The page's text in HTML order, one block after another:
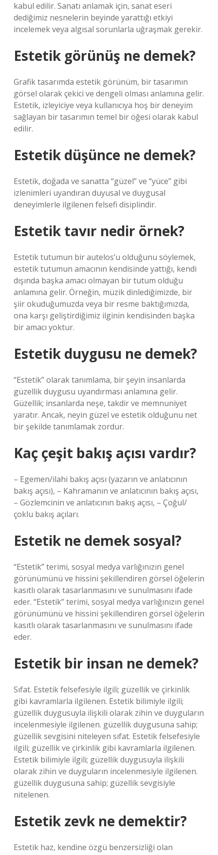
kabul edilir. Sanatı anlamak için, sanat eseri
dediğimiz nesnelerin beyinde yarattığı etkiyi
incelemek veya algısal sorunlarla uğraşmak gerekir.
Estetik görünüş ne demek?
Grafik tasarımda estetik görünüm, bir tasarımın
görsel olarak çekici ve dengeli olması anlamına gelir.
Estetik, izleyiciye veya kullanıcıya hoş bir deneyim
sağlayan bir tasarımın temel bir öğesi olarak kabul
edilir.
Estetik düşünce ne demek?
Estetik, doğada ve sanatta “güzel” ve “yüce” gibi
izlenimleri uyandıran duyusal ve duygusal
deneyimlerle ilgilenen felsefi disiplindir.
Estetik tavır nedir örnek?
Estetik tutumun bir autelos’u olduğunu söylemek,
estetik tutumun amacının kendisinde yattığı, kendi
dışında başka amacı olmayan bir tutum olduğu
anlamına gelir. Örneğin, müzik dinlediğimizde, bir
şiir okuduğumuzda veya bir resme baktığımızda,
ona karşı geliştirdiğimiz ilginin kendisinden başka
bir amacı yoktur.
Estetik duygusu ne demek?
“Estetik” olarak tanımlama, bir şeyin insanlarda
güzellik duygusu uyandırması anlamına gelir.
Güzellik; insanlarda neşe, takdir ve memnuniyet
yaratır. Ancak, neyin güzel ve estetik olduğunu net
bir şekilde tanımlamak zordur.
Kaç çeşit bakış açısı vardır?
– Egemen/ilahi bakış açısı (yazarın ve anlatıcının
bakış açısı), – Kahramanın ve anlatıcının bakış açısı,
– Gözlemcinin ve anlatıcının bakış açısı, – Çoğul/
çoklu bakış açıları.
Estetik ne demek sosyal?
“Estetik” terimi, sosyal medya varlığınızın genel
görünümünü ve hissini şekillendiren görsel öğelerin
kasıtlı olarak tasarlanmasını ve sunulmasını ifade
eder. “Estetik” terimi, sosyal medya varlığınızın genel
görünümünü ve hissini şekillendiren görsel öğelerin
kasıtlı olarak tasarlanmasını ve sunulmasını ifade
eder.
Estetik bir insan ne demek?
Sıfat. Estetik felsefesiyle ilgili; güzellik ve çirkinlik
gibi kavramlarla ilgilenen. Estetik bilimiyle ilgili;
güzellik duygusuyla ilişkili olarak zihin ve duyguların
incelenmesiyle ilgilenen. güzellik duygusuna sahip;
güzellik sevgisini niteleyen sıfat. Estetik felsefesiyle
ilgili; güzellik ve çirkinlik gibi kavramlarla ilgilenen.
Estetik bilimiyle ilgili; güzellik duygusuyla ilişkili
olarak zihin ve duyguların incelenmesiyle ilgilenen.
güzellik duygusuna sahip; güzellik sevgisiyle
nitelenen.
Estetik zevk ne demektir?
Estetik haz, kendine özgü benzersizliği olan